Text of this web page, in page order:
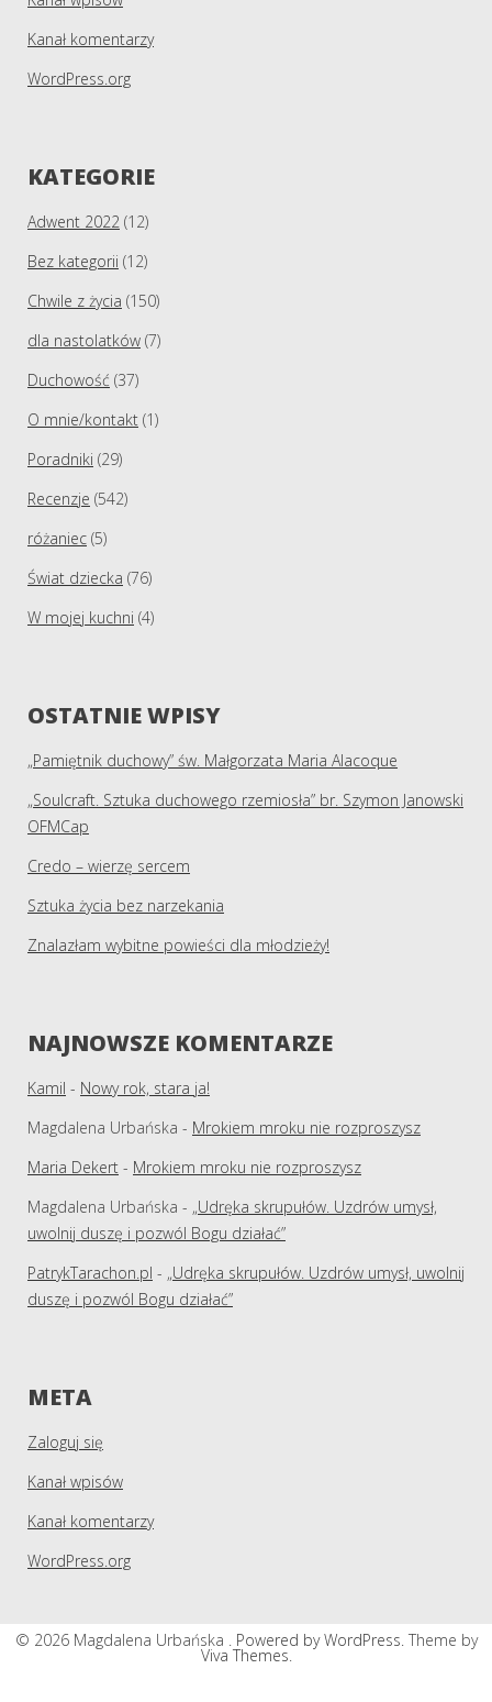
Kanał komentarzy
WordPress.org
KATEGORIE
Adwent 2022 (12)
Bez kategorii (12)
Chwile z życia (150)
dla nastolatków (7)
Duchowość (37)
O mnie/kontakt (1)
Poradniki (29)
Recenzje (542)
różaniec (5)
Świat dziecka (76)
W mojej kuchni (4)
OSTATNIE WPISY
„Pamiętnik duchowy” św. Małgorzata Maria Alacoque
„Soulcraft. Sztuka duchowego rzemiosła” br. Szymon Janowski
OFMCap
Credo – wierzę sercem
Sztuka życia bez narzekania
Znalazłam wybitne powieści dla młodzieży!
NAJNOWSZE KOMENTARZE
Kamil - Nowy rok, stara ja!
Magdalena Urbańska - Mrokiem mroku nie rozproszysz
Maria Dekert - Mrokiem mroku nie rozproszysz
Magdalena Urbańska - „Udręka skrupułów. Uzdrów umysł,
uwolnij duszę i pozwól Bogu działać”
PatrykTarachon.pl - „Udręka skrupułów. Uzdrów umysł, uwolnij
duszę i pozwól Bogu działać”
META
Zaloguj się
Kanał wpisów
Kanał komentarzy
WordPress.org
© 2026 Magdalena Urbańska . Powered by WordPress. Theme by
Viva Themes.